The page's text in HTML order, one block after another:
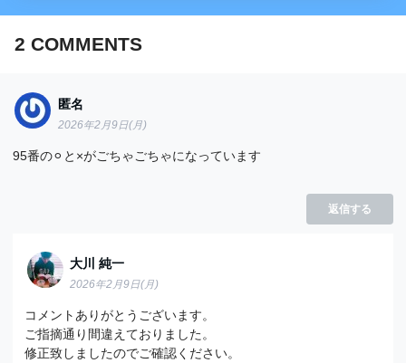
糖尿病患者さんの運動指導の実際
2 COMMENTS
匿名
2026年2月9日(月)
95番の⚪︎と×がごちゃごちゃになっています
返信する
大川 純一
2026年2月9日(月)
コメントありがとうございます。
ご指摘通り間違えておりました。
修正致しましたのでご確認ください。